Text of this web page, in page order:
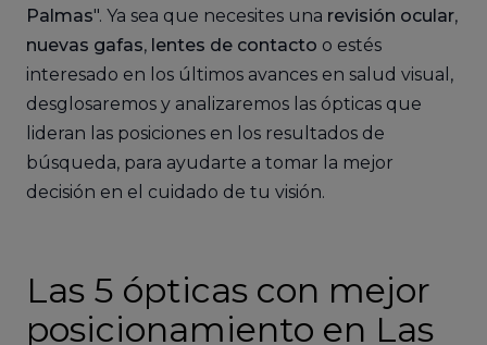
Palmas". Ya sea que necesites una revisión ocular,
nuevas gafas, lentes de contacto o estés
interesado en los últimos avances en salud visual,
desglosaremos y analizaremos las ópticas que
lideran las posiciones en los resultados de
búsqueda, para ayudarte a tomar la mejor
decisión en el cuidado de tu visión.
Las 5 ópticas con mejor
posicionamiento en Las